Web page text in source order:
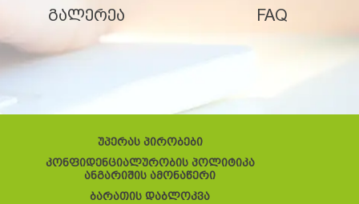
გალერეა FAQ
უპერას პირობები
კონფიდენციალურობის პოლიტიკა
ანგარიშის ამონაწერი
ბარათის დაბლოკვა